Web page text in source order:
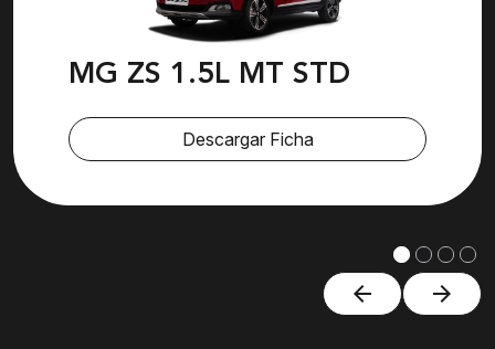
MG ZS 1.5L MT STD
Descargar Ficha
arrow_back arrow_forward